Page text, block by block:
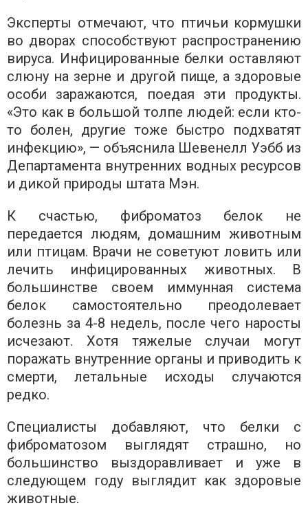
Эксперты отмечают, что птичьи кормушки
во дворах способствуют распространению
вируса. Инфицированные белки оставляют
слюну на зерне и другой пище, а здоровые
особи заражаются, поедая эти продукты.
«Это как в большой толпе людей: если кто-
то болен, другие тоже быстро подхватят
инфекцию», — объяснила Шевенелл Уэбб из
Департамента внутренних водных ресурсов
и дикой природы штата Мэн.
К счастью, фиброматоз белок не
передается людям, домашним животным
или птицам. Врачи не советуют ловить или
лечить инфицированных животных. В
большинстве своем иммунная система
белок самостоятельно преодолевает
болезнь за 4-8 недель, после чего наросты
исчезают. Хотя тяжелые случаи могут
поражать внутренние органы и приводить к
смерти, летальные исходы случаются
редко.
Специалисты добавляют, что белки с
фиброматозом выглядят страшно, но
большинство выздоравливает и уже в
следующем году выглядит как здоровые
животные.